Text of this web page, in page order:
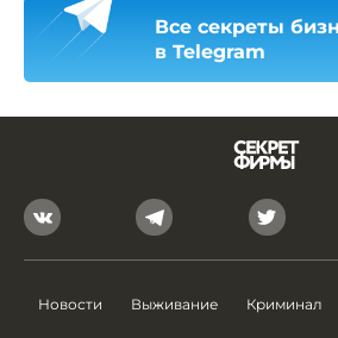
Все секреты
в Telegram
Новости Выживание Криминал